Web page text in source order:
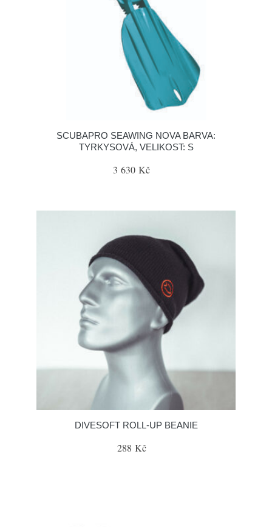
SCUBAPRO SEAWING NOVA BARVA:
TYRKYSOVÁ, VELIKOST: S
3 630 Kč
DIVESOFT ROLL-UP BEANIE
288 Kč